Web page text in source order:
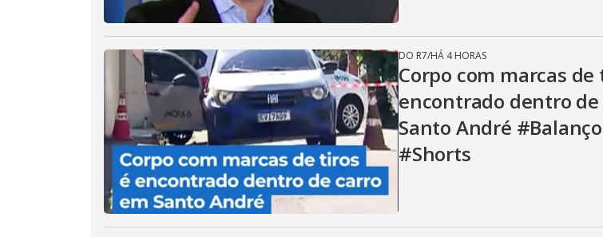
DO R7/HÁ 4 HORAS
Corpo com marcas de
encontrado dentro de
Santo André
#Shorts